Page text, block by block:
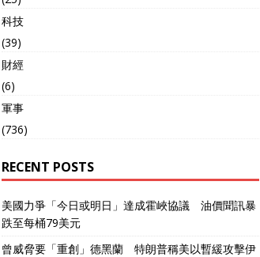
科技
(39)
財經
(6)
軍事
(736)
RECENT POSTS
美國力爭「今日或明日」達成霍峽協議 油價聞訊暴
跌至每桶79美元
曾威脅要「重創」德黑蘭 特朗普稱美以暫緩攻擊伊